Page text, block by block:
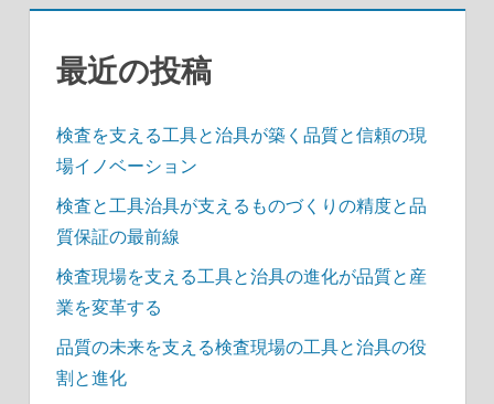
最近の投稿
検査を支える工具と治具が築く品質と信頼の現
場イノベーション
検査と工具治具が支えるものづくりの精度と品
質保証の最前線
検査現場を支える工具と治具の進化が品質と産
業を変革する
品質の未来を支える検査現場の工具と治具の役
割と進化